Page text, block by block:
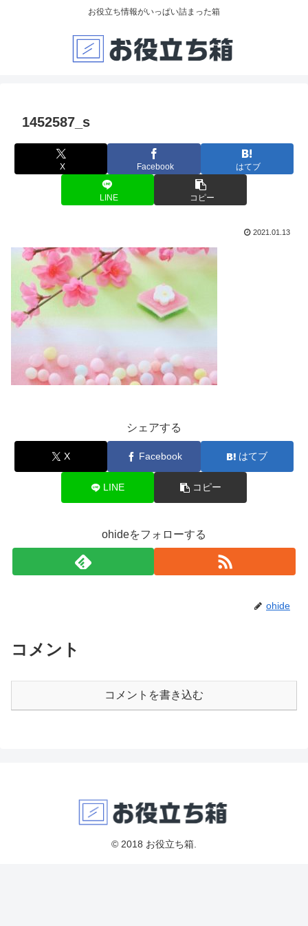
お役立ち情報がいっぱい詰まった箱
1452587_s
X Facebook はてブ
LINE コピー
2021.01.13
シェアする
X Facebook はてブ
LINE コピー
ohideをフォローする
ohide
コメント
コメントを書き込む
© 2018 お役立ち箱.